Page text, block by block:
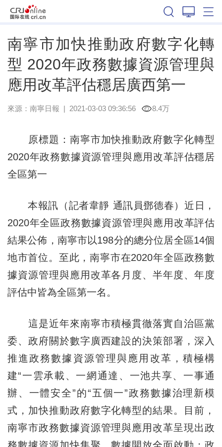
南寧市加快推動政府數字化轉
型 2020年政務數據資源管理與
應用改革評估穩居廣西第一
來源： 南寧日報 | 2021-03-03 09:36:56 8.4万
原標題：南寧市加快推動政府數字化轉型
2020年政務數據資源管理與應用改革評估穩居
全區第一
本報訊（記者韋靜 通訊員鄧德春）近日，
2020年全區政務數據資源管理與應用改革評估
結果公佈，南寧市以198分的總分位居全區14個
地市首位。至此，南寧市在2020年全區政務數
據資源管理與應用改革各月度、半年度、年度
評估中皆為全區第一名。
這是近年來南寧市積極貫徹落實自治區黨
委、政府關於數字廣西建設的決策部署，深入
推進政務數據資源管理與應用改革，積極構
建“一雲承載、一網通達、一池共享、一事通
辦、一體安全”的“五個一”政務數據治理新模
式，加快推動政府數字化轉型的結果。目前，
南寧市政務數據資源管理與應用改革呈現出政